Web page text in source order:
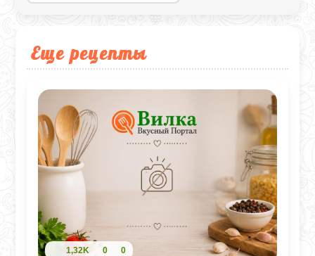
Еще рецепты
1,32K 0 0